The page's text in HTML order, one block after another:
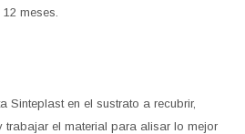
meses.
Sinteplast en el sustrato a recubrir,
trabajar el material para alisar lo mejor